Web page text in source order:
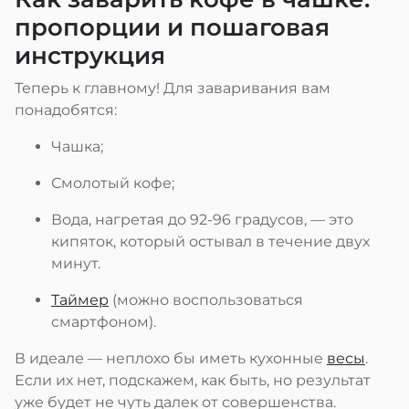
пропорции и пошаговая
инструкция
Теперь к главному! Для заваривания вам
понадобятся:
Чашка;
Смолотый кофе;
Вода, нагретая до 92-96 градусов, — это
кипяток, который остывал в течение двух
минут.
Таймер (можно воспользоваться
смартфоном).
В идеале — неплохо бы иметь кухонные весы.
Если их нет, подскажем, как быть, но результат
уже будет не чуть далек от совершенства.